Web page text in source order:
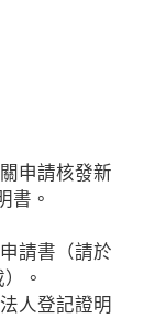
申請核發新
書。
請書（請於
。
人登記證明